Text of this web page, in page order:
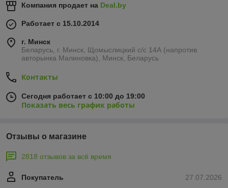
Компания продает на Deal.by
Работает с 15.10.2014
г. Минск
Беларусь, г. Минск, Щомыслицкий с/с 14А (напротив
авторынка Малиновка), Минск, Беларусь
Контакты
Сегодня работает с 10:00 до 19:00
Показать весь график работы
Отзывы о магазине
2818 отзывов за всё время
27.07.2026
Покупатель